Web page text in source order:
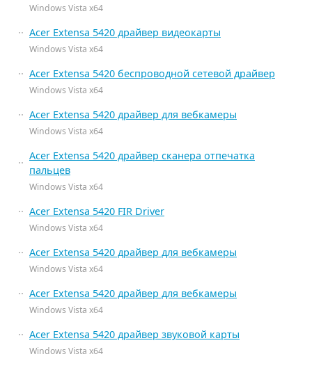
Windows Vista x64
Acer Extensa 5420 драйвер видеокарты
Windows Vista x64
Acer Extensa 5420 беспроводной сетевой драйвер
Windows Vista x64
Acer Extensa 5420 драйвер для вебкамеры
Windows Vista x64
Acer Extensa 5420 драйвер сканера отпечатка
пальцев
Windows Vista x64
Acer Extensa 5420 FIR Driver
Windows Vista x64
Acer Extensa 5420 драйвер для вебкамеры
Windows Vista x64
Acer Extensa 5420 драйвер для вебкамеры
Windows Vista x64
Acer Extensa 5420 драйвер звуковой карты
Windows Vista x64